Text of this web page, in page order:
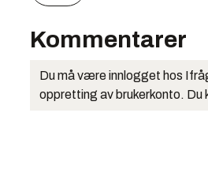
Kommentarer
Du må være innlogget hos
oppretting av brukerkonto. Du